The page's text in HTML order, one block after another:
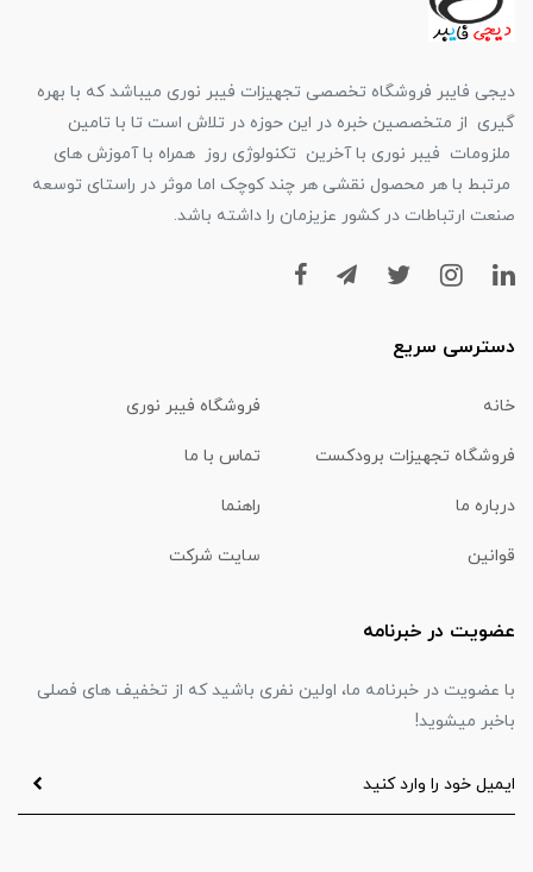
دیجی فایبر فروشگاه تخصصی تجهیزات فیبر نوری میباشد که با بهره
گیری از متخصصین خبره در این حوزه در تلاش است تا با تامین
ملزومات فیبر نوری با آخرین تکنولوژی روز همراه با آموزش های
مرتبط با هر محصول نقشی هر چند کوچک اما موثر در راستای توسعه
صنعت ارتباطات در کشور عزیزمان را داشته باشد.
دسترسی سریع
خانه فروشگاه فیبر نوری
فروشگاه تجهیزات برودکست تماس با ما
درباره ما راهنما
قوانین سایت شرکت
عضویت در خبرنامه
با عضویت در خبرنامه ما، اولین نفری باشید که از تخفیف های فصلی
باخبر میشوید!